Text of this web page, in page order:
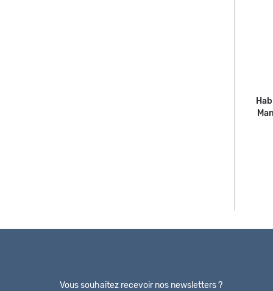
Vous souhaitez recevoir nos newsletters ?